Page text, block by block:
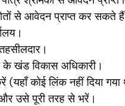
से आवेदन प्राप्त कर सकते
खंड विकास अधिकारी।
(यहाँ कोई लिंक नहीं दिया
उसे पूरी तरह से भरें।